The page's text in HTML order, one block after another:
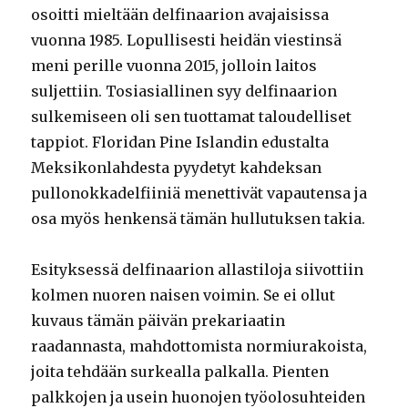
osoitti mieltään delfinaarion avajaisissa
vuonna 1985. Lopullisesti heidän viestinsä
meni perille vuonna 2015, jolloin laitos
suljettiin. Tosiasiallinen syy delfinaarion
sulkemiseen oli sen tuottamat taloudelliset
tappiot. Floridan Pine Islandin edustalta
Meksikonlahdesta pyydetyt kahdeksan
pullonokkadelfiiniä menettivät vapautensa ja
osa myös henkensä tämän hullutuksen takia.
Esityksessä delfinaarion allastiloja siivottiin
kolmen nuoren naisen voimin. Se ei ollut
kuvaus tämän päivän prekariaatin
raadannasta, mahdottomista normiurakoista,
joita tehdään surkealla palkalla. Pienten
palkkojen ja usein huonojen työolosuhteiden